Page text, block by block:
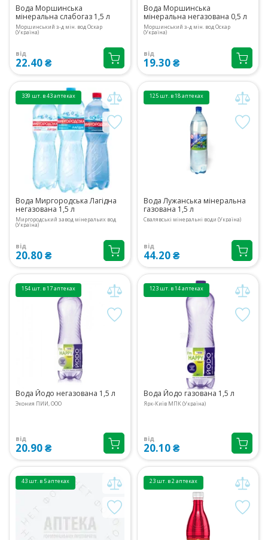
Вода Моршинська
мінеральна слабогаз 1,5 л
Моршинський з-д мін. вод Оскар
(Україна)
від
22.40 ₴
Вода Моршинська
мінеральна негазована 0,5 л
Моршинський з-д мін. вод Оскар
(Україна)
від
19.30 ₴
339 шт. в 43 аптеках
Вода Миргородська Лагідна
негазована 1,5 л
Миргородський завод мінеральих вод
(Україна)
від
20.80 ₴
125 шт. в 18 аптеках
Вода Лужанська мінеральна
газована 1,5 л
Свалявські мінеральні води (Україна)
від
44.20 ₴
154 шт. в 17 аптеках
Вода Йодо негазована 1,5 л
Экония ПИИ, ООО
від
20.90 ₴
123 шт. в 14 аптеках
Вода Йодо газована 1,5 л
Ярк-Київ МПК (Україна)
від
20.10 ₴
43 шт. в 5 аптеках 23 шт. в 2 аптеках